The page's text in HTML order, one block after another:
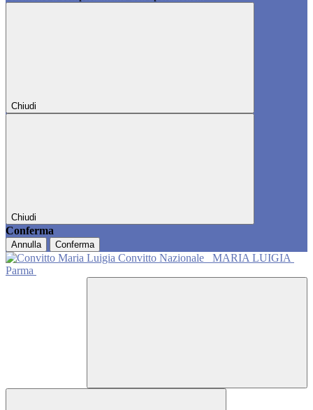
Chiudi
Chiudi
Conferma
Annulla Conferma
Convitto Nazionale
MARIA LUIGIA
Parma